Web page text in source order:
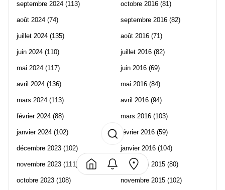
septembre 2024 (113)
août 2024 (74)
juillet 2024 (135)
juin 2024 (110)
mai 2024 (117)
avril 2024 (136)
mars 2024 (113)
février 2024 (88)
janvier 2024 (102)
décembre 2023 (102)
novembre 2023 (111)
octobre 2023 (108)
octobre 2016 (81)
septembre 2016 (82)
août 2016 (71)
juillet 2016 (82)
juin 2016 (69)
mai 2016 (84)
avril 2016 (94)
mars 2016 (103)
février 2016 (59)
janvier 2016 (104)
décembre 2015 (80)
novembre 2015 (102)